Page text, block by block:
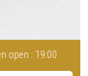
open : 19:00